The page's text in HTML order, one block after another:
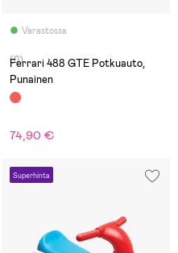
Varastossa
(0)
Ferrari 488 GTE Potkuauto,
Punainen
74,90 €
Superhinta